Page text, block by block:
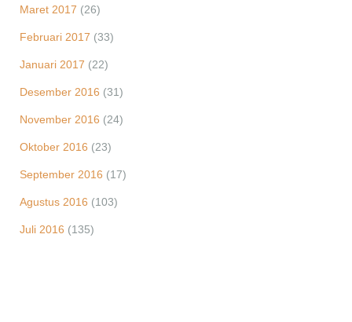
Maret 2017 (26)
Februari 2017 (33)
Januari 2017 (22)
Desember 2016 (31)
November 2016 (24)
Oktober 2016 (23)
September 2016 (17)
Agustus 2016 (103)
Juli 2016 (135)